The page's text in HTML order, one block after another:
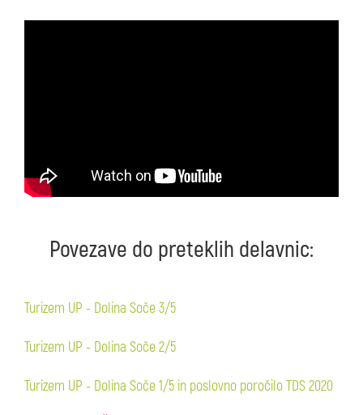
Povezave do preteklih delavnic:
Turizem UP - Dolina Soče 3/5
Turizem UP - Dolina Soče 2/5
Turizem UP - Dolina Soče 1/5 in poslovno poročilo TDS 2020